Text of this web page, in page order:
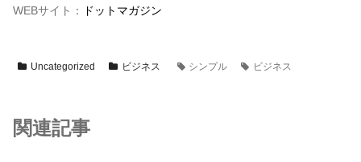
WEBサイト：
ドットマガジン
Uncategorized ビジネス シンプル ビジネス
関連記事